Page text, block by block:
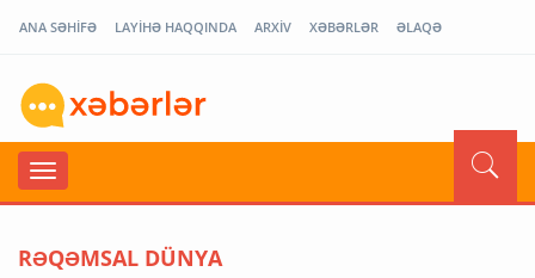
ANA SƏHİFƏ LAYİHƏ HAQQINDA ARXİV XƏBƏRLƏR ƏLAQƏ
RƏQƏMSAL DÜNYA